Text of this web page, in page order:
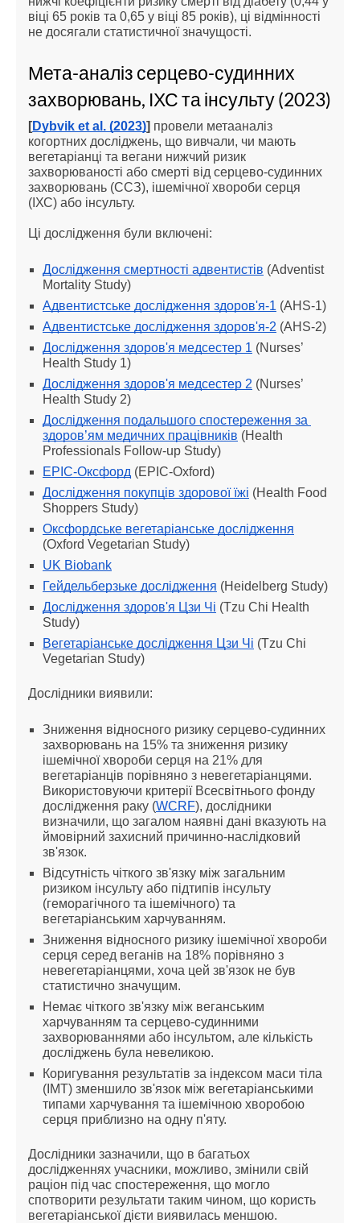
віці 65 років та 0,65 у віці 85 років), ці відмінності
не досягали статистичної значущості.
Мета-аналіз серцево-судинних
захворювань, ІХС та інсульту (2023)
[Dybvik et al. (2023)] провели метааналіз
когортних досліджень, що вивчали, чи мають
вегетаріанці та вегани нижчий ризик
захворюваності або смерті від серцево-судинних
захворювань (ССЗ), ішемічної хвороби серця
(ІХС) або інсульту.
Ці дослідження були включені:
Дослідження смертності адвентистів (Adventist
Mortality Study)
Адвентистське дослідження здоров'я-1 (AHS-1)
Адвентистське дослідження здоров'я-2 (AHS-2)
Дослідження здоров'я медсестер 1 (Nurses’
Health Study 1)
Дослідження здоров'я медсестер 2 (Nurses’
Health Study 2)
Дослідження подальшого спостереження за
здоров’ям медичних працівників (Health
Professionals Follow-up Study)
EPIC-Оксфорд (EPIC-Oxford)
Дослідження покупців здорової їжі (Health Food
Shoppers Study)
Оксфордське вегетаріанське дослідження
(Oxford Vegetarian Study)
UK Biobank
Гейдельберзьке дослідження (Heidelberg Study)
Дослідження здоров'я Цзи Чі (Tzu Chi Health
Study)
Вегетаріанське дослідження Цзи Чі (Tzu Chi
Vegetarian Study)
Дослідники виявили:
Зниження відносного ризику серцево-судинних
захворювань на 15% та зниження ризику
ішемічної хвороби серця на 21% для
вегетаріанців порівняно з невегетаріанцями.
Використовуючи критерії Всесвітнього фонду
дослідження раку (WCRF), дослідники
визначили, що загалом наявні дані вказують на
ймовірний захисний причинно-наслідковий
зв'язок.
Відсутність чіткого зв'язку між загальним
ризиком інсульту або підтипів інсульту
(геморагічного та ішемічного) та
вегетаріанським харчуванням.
Зниження відносного ризику ішемічної хвороби
серця серед веганів на 18% порівняно з
невегетаріанцями, хоча цей зв'язок не був
статистично значущим.
Немає чіткого зв'язку між веганським
харчуванням та серцево-судинними
захворюваннями або інсультом, але кількість
досліджень була невеликою.
Коригування результатів за індексом маси тіла
(ІМТ) зменшило зв'язок між вегетаріанськими
типами харчування та ішемічною хворобою
серця приблизно на одну п'яту.
Дослідники зазначили, що в багатьох
дослідженнях учасники, можливо, змінили свій
раціон під час спостереження, що могло
спотворити результати таким чином, що користь
вегетаріанської дієти виявилась меншою.